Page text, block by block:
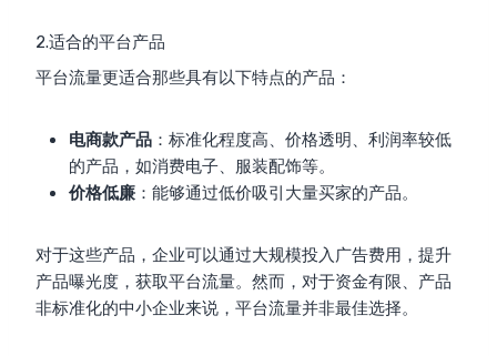
2.适合的平台产品
平台流量更适合那些具有以下特点的产品：
电商款产品 ：标准化程度高、价格透明、利润率较低
的产品，如消费电子、服装配饰等。
价格低廉 ：能够通过低价吸引大量买家的产品。
对于这些产品，企业可以通过大规模投入广告费用，提升
产品曝光度，获取平台流量。然而，对于资金有限、产品
非标准化的中小企业来说，平台流量并非最佳选择。